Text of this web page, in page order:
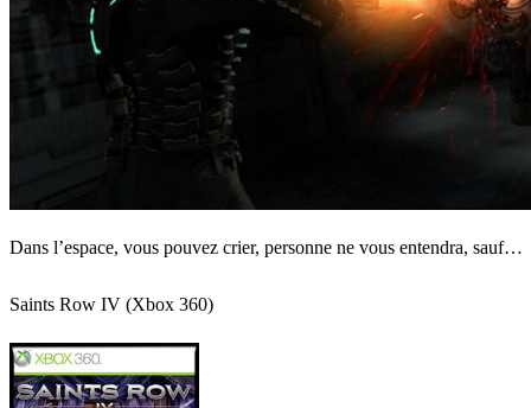
Dans l’espace, vous pouvez crier, personne ne vous entendra, sauf…
Saints Row IV (Xbox 360)